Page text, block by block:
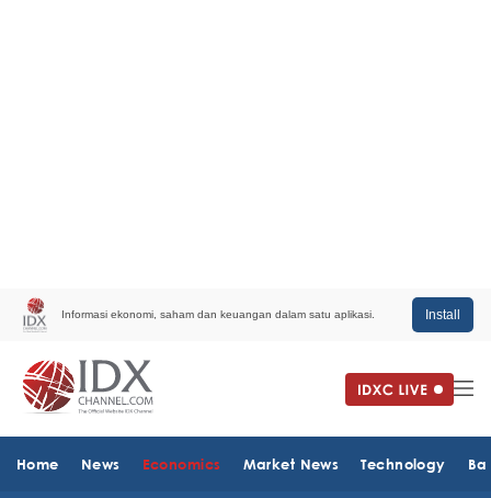
Informasi ekonomi, saham dan keuangan dalam satu aplikasi. Install
Home News Economics Market News Technology